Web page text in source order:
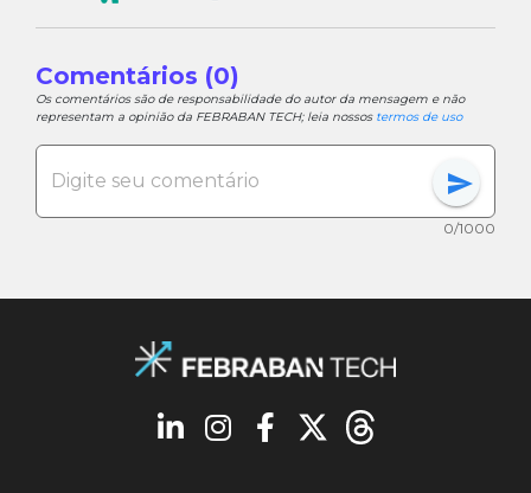
Comentários (0)
Os comentários são de responsabilidade do autor da mensagem e não
representam a opinião da FEBRABAN TECH; leia nossos termos de uso
send
0/1000